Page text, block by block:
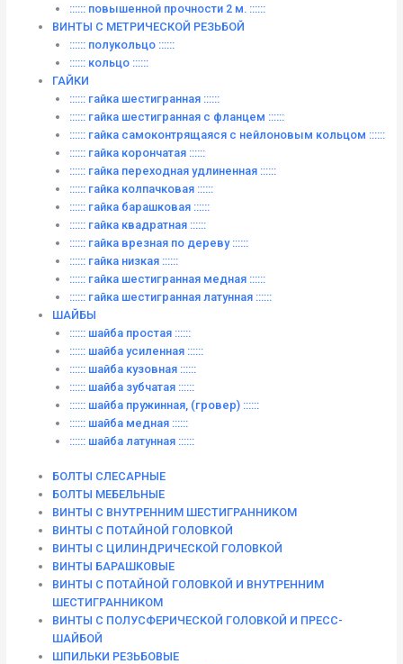
:::::: повышенной прочности 2 м. ::::::
ВИНТЫ C МЕТРИЧЕСКОЙ РЕЗЬБОЙ
:::::: полукольцо ::::::
:::::: кольцо ::::::
ГАЙКИ
:::::: гайка шестигранная ::::::
:::::: гайка шестигранная с фланцем ::::::
:::::: гайка самоконтрящаяся с нейлоновым кольцом ::::::
:::::: гайка корончатая ::::::
:::::: гайка переходная удлиненная ::::::
:::::: гайка колпачковая ::::::
:::::: гайка барашковая ::::::
:::::: гайка квадратная ::::::
:::::: гайка врезная по дереву ::::::
:::::: гайка низкая ::::::
:::::: гайка шестигранная медная ::::::
:::::: гайка шестигранная латунная ::::::
ШАЙБЫ
:::::: шайба простая ::::::
:::::: шайба усиленная ::::::
:::::: шайба кузовная ::::::
:::::: шайба зубчатая ::::::
:::::: шайба пружинная, (гровер) ::::::
:::::: шайба медная ::::::
:::::: шайба латунная ::::::
БОЛТЫ СЛЕСАРНЫЕ
БОЛТЫ МЕБЕЛЬНЫЕ
ВИНТЫ С ВНУТРЕННИМ ШЕСТИГРАННИКОМ
ВИНТЫ С ПОТАЙНОЙ ГОЛОВКОЙ
ВИНТЫ С ЦИЛИНДРИЧЕСКОЙ ГОЛОВКОЙ
ВИНТЫ БАРАШКОВЫЕ
ВИНТЫ С ПОТАЙНОЙ ГОЛОВКОЙ И ВНУТРЕННИМ
ШЕСТИГРАННИКОМ
ВИНТЫ С ПОЛУСФЕРИЧЕСКОЙ ГОЛОВКОЙ И ПРЕСС-
ШАЙБОЙ
ШПИЛЬКИ РЕЗЬБОВЫЕ